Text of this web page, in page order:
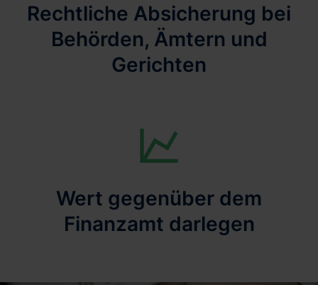
Rechtliche Absicherung bei
Behörden, Ämtern und
Gerichten
Wert gegenüber dem
Finanzamt darlegen